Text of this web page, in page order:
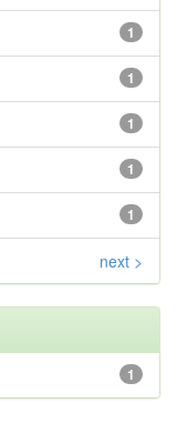
1
1
1
1
1
next >
1